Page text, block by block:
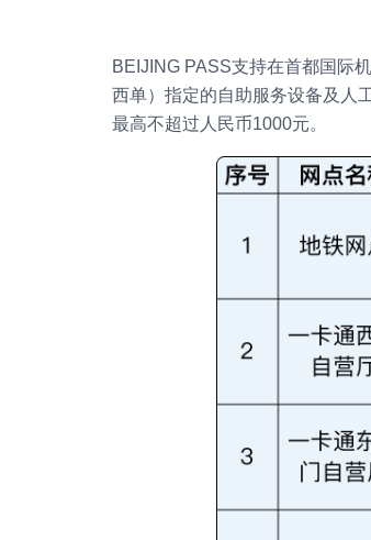
BEIJING PASS支持在首都国际
西单）指定的自助服务设备及人
最高不超过人民币1000元。